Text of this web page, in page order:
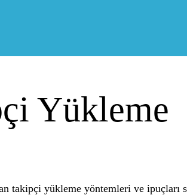
Yükleme
takipçi yükleme yöntemleri ve